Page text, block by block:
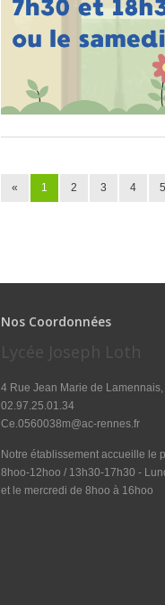
« 1 2 3 4 5
Nos Coordonnées
Lycée Joseph Loth
4 Rue Jean Marie de
02.97.25.01.34
Ce.0560038m@ac-rennes.fr
Notre établissement accueille le
8hoo-12hoo / 13h30-17h30 -
et le mercredi de 8hoo à 16hoo